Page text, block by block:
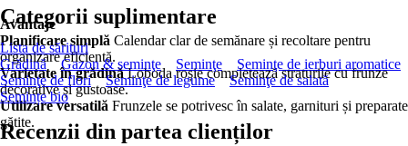
Avantaje
Planificare simplă Calendar clar de semănare și recoltare pentru
organizare eficientă.
Varietate în grădinăLoboda roșie completează straturile cu frunze
decorative și gustoase.
Utilizare versatilă Frunzele se potrivesc în salate, garnituri și preparate
gătite.
Categorii suplimentare
Lista de sărituri
Grădină
Gazon & seminţe Seminţe
Seminţe de ierburi aromatice
Seminţe de flori
Seminţe de legume
Seminţe de salată
Semințe bio
Recenzii din partea clienților